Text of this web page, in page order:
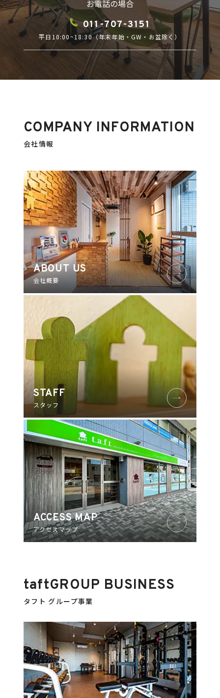
お電話の場合
011-707-3151
平日10:00~18:30（年末年始・GW・お盆除く）
COMPANY INFORMATION
会社情報
ABOUT US
会社概要
STAFF
スタッフ
ACCESS MAP
アクセスマップ
taftGROUP BUSINESS
タフト グループ事業